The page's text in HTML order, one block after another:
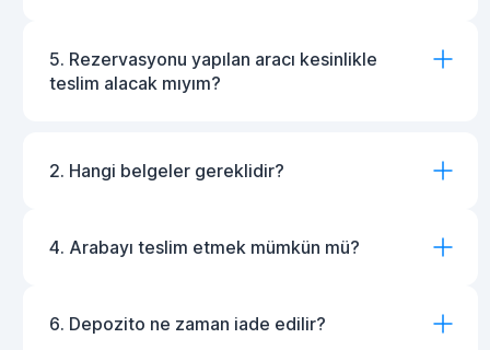
5. Rezervasyonu yapılan aracı kesinlikle
teslim alacak mıyım?
2. Hangi belgeler gereklidir?
4. Arabayı teslim etmek mümkün mü?
6. Depozito ne zaman iade edilir?